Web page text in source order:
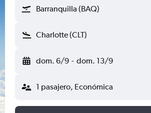
Barranquilla (BAQ)
Charlotte (CLT)
dom. 6/9 - dom. 13/9
1 pasajero, Económica